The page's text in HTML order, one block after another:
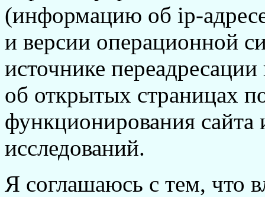
(информацию об ip-
и версии операционной
источнике переадресации
об открытых страницах
функционирования сайта
исследований.
Я соглашаюсь с тем, что